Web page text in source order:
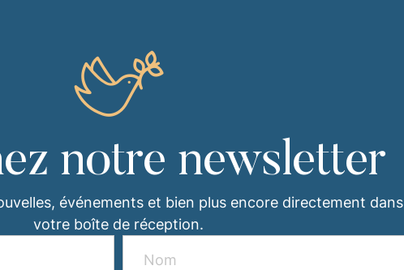
notre newsletter
événements et bien plus encore directement dans
votre boîte de réception.